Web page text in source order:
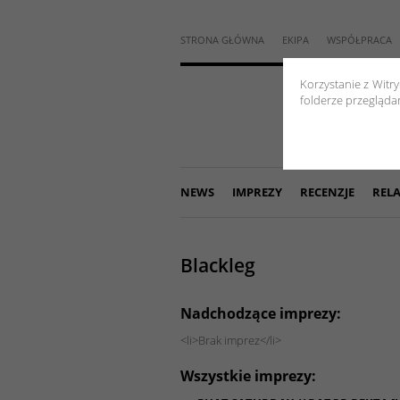
Korzystanie z
folderze
STRONA GŁÓWNA EKIPA WSPÓŁPRACA
NEWS IMPREZY RECENZJE
Blackleg
Nadchodzące imprezy:
<li>Brak imprez</li>
Wszystkie imprezy: